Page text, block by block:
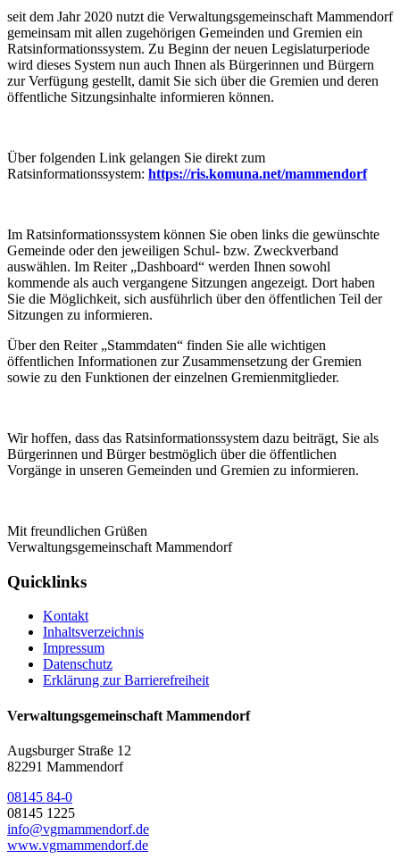
seit dem Jahr 2020 nutzt die Verwaltungsgemeinschaft Mammendorf
gemeinsam mit allen zugehörigen Gemeinden und Gremien ein
Ratsinformationssystem. Zu Beginn der neuen Legislaturperiode
wird dieses System nun auch Ihnen als Bürgerinnen und Bürgern
zur Verfügung gestellt, damit Sie sich über die Gremien und deren
öffentliche Sitzungsinhalte informieren können.
Über folgenden Link gelangen Sie direkt zum
Ratsinformationssystem: https://ris.komuna.net/mammendorf
Im Ratsinformationssystem können Sie oben links die gewünschte
Gemeinde oder den jeweiligen Schul- bzw. Zweckverband
auswählen. Im Reiter „Dashboard“ werden Ihnen sowohl
kommende als auch vergangene Sitzungen angezeigt. Dort haben
Sie die Möglichkeit, sich ausführlich über den öffentlichen Teil der
Sitzungen zu informieren.
Über den Reiter „Stammdaten“ finden Sie alle wichtigen
öffentlichen Informationen zur Zusammensetzung der Gremien
sowie zu den Funktionen der einzelnen Gremienmitglieder.
Wir hoffen, dass das Ratsinformationssystem dazu beiträgt, Sie als
Bürgerinnen und Bürger bestmöglich über die öffentlichen
Vorgänge in unseren Gemeinden und Gremien zu informieren.
Mit freundlichen Grüßen
Verwaltungsgemeinschaft Mammendorf
Quicklinks
Kontakt
Inhaltsverzeichnis
Impressum
Datenschutz
Erklärung zur Barrierefreiheit
Verwaltungsgemeinschaft Mammendorf
Augsburger Straße 12
82291 Mammendorf
08145 84-0
08145 1225
info@vgmammendorf.de
www.vgmammendorf.de